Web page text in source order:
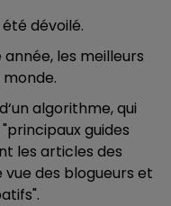
été dévoilé.
les meilleurs
algorithme, qui
guides
les articles des
des blogueurs et